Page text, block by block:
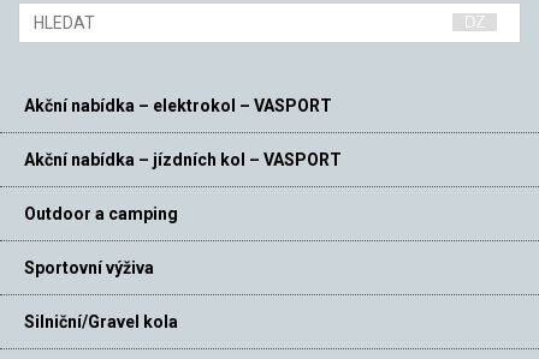
Akční nabídka – elektrokol – VASPORT
Akční nabídka – jízdních kol – VASPORT
Outdoor a camping
Sportovní výživa
Silniční/Gravel kola